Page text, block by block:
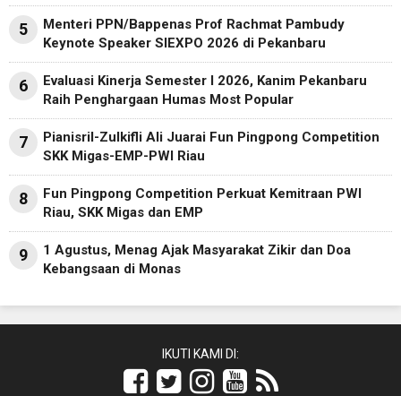
5
Menteri PPN/Bappenas Prof Rachmat Pambudy
Keynote Speaker SIEXPO 2026 di Pekanbaru
6
Evaluasi Kinerja Semester I 2026, Kanim Pekanbaru
Raih Penghargaan Humas Most Popular
7
Pianisril-Zulkifli Ali Juarai Fun Pingpong Competition
SKK Migas-EMP-PWI Riau
8
Fun Pingpong Competition Perkuat Kemitraan PWI
Riau, SKK Migas dan EMP
9
1 Agustus, Menag Ajak Masyarakat Zikir dan Doa
Kebangsaan di Monas
IKUTI KAMI DI: